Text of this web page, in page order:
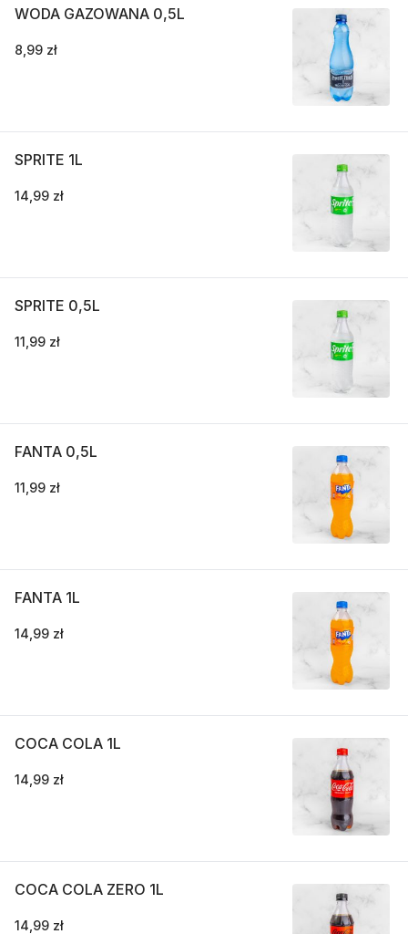
WODA GAZOWANA 0,5L
8,99 zł
SPRITE 1L
14,99 zł
SPRITE 0,5L
11,99 zł
FANTA 0,5L
11,99 zł
FANTA 1L
14,99 zł
COCA COLA 1L
14,99 zł
COCA COLA ZERO 1L
14,99 zł